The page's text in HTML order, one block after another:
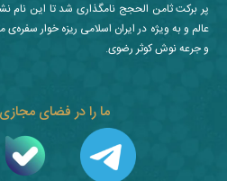
ما را در فضای
پر برکت ثامن الحجج نامگذاری شد تا این نام
عالم و به ویژه در ایران اسلامی ریزه خوار
و جرعه نوش کوثر رضوی.